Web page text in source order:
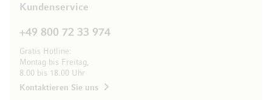
Kundenservice
+49 800 72 33 974
Gratis Hotline:
Montag bis Freitag,
8.00 bis 18.00 Uhr
Kontaktieren Sie uns